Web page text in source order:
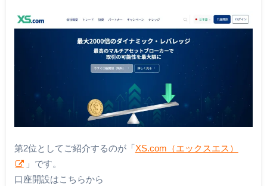
第2位としてご紹介するのが「XS.com（エックスエス）
」です。
口座開設はこちらから